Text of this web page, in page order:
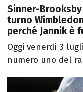
Sinner-
turno
perché Jannik è
Oggi venerdì 3
numero uno del